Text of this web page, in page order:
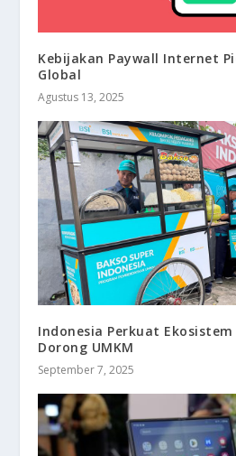
Kebijakan Paywall Internet
Global
Agustus 13, 2025
Indonesia Perkuat
Dorong UMKM
September 7, 2025